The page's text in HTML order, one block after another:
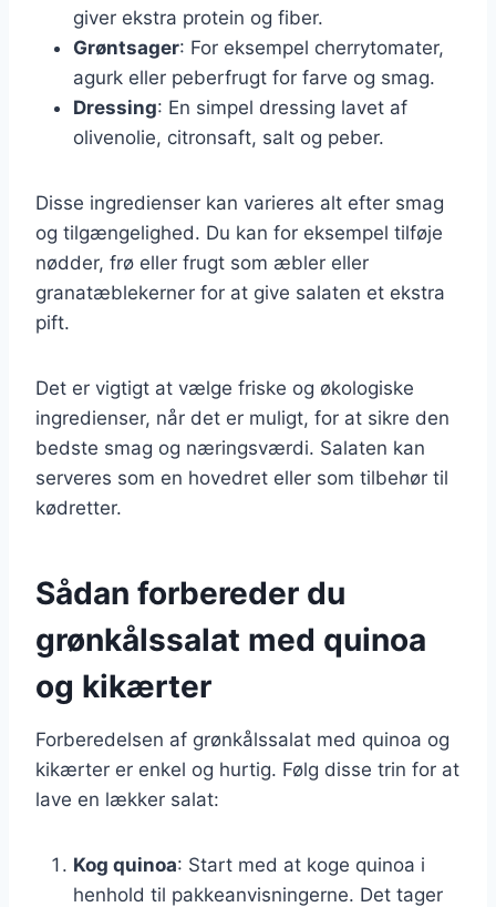
giver ekstra protein og fiber.
Grøntsager: For eksempel cherrytomater,
agurk eller peberfrugt for farve og smag.
Dressing: En simpel dressing lavet af
olivenolie, citronsaft, salt og peber.
Disse ingredienser kan varieres alt efter smag
og tilgængelighed. Du kan for eksempel tilføje
nødder, frø eller frugt som æbler eller
granatæblekerner for at give salaten et ekstra
pift.
Det er vigtigt at vælge friske og økologiske
ingredienser, når det er muligt, for at sikre den
bedste smag og næringsværdi. Salaten kan
serveres som en hovedret eller som tilbehør til
kødretter.
Sådan forbereder du
grønkålssalat med quinoa
og kikærter
Forberedelsen af grønkålssalat med quinoa og
kikærter er enkel og hurtig. Følg disse trin for at
lave en lækker salat:
Kog quinoa: Start med at koge quinoa i
henhold til pakkeanvisningerne. Det tager